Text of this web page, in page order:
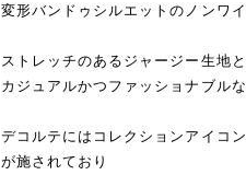
変形バンドゥシルエットのノンワイ
ストレッチのあるジャージー生地
カジュアルかつファッショナブルな
デコルテにはコレクションアイコ
が施されており